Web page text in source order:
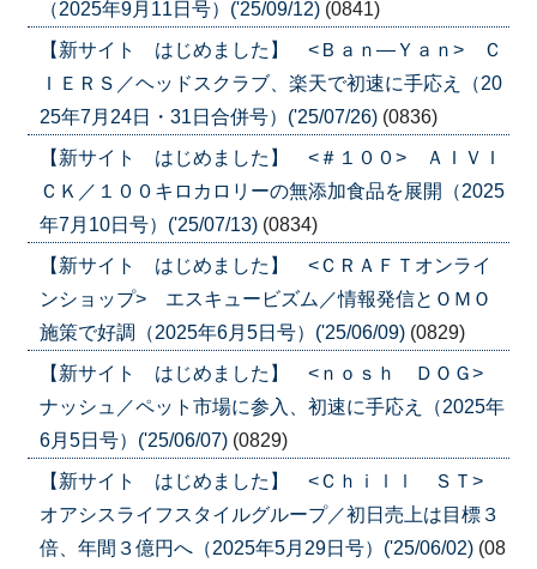
（2025年9月11日号）('25/09/12) (0841)
【新サイト はじめました】 <Ｂａｎ―Ｙａｎ> Ｃ
ＩＥＲＳ／ヘッドスクラブ、楽天で初速に手応え（20
25年7月24日・31日合併号）('25/07/26) (0836)
【新サイト はじめました】 <＃１００> ＡＩＶＩ
ＣＫ／１００キロカロリーの無添加食品を展開（2025
年7月10日号）('25/07/13) (0834)
【新サイト はじめました】 <ＣＲＡＦＴオンライ
ンショップ> エスキュービズム／情報発信とＯＭＯ
施策で好調（2025年6月5日号）('25/06/09) (0829)
【新サイト はじめました】 <ｎｏｓｈ ＤＯＧ>
ナッシュ／ペット市場に参入、初速に手応え（2025年
6月5日号）('25/06/07) (0829)
【新サイト はじめました】 <Ｃｈｉｌｌ ＳＴ>
オアシスライフスタイルグループ／初日売上は目標３
倍、年間３億円へ（2025年5月29日号）('25/06/02) (08